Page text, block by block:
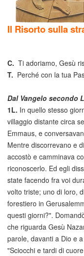
Il Risorto sulla
C. Ti adoriamo, Gesù
T. Perché con la tua
Dal Vangelo secondo
1L. In quello stesso
villaggio distante circa
Emmaus, e
Mentre discorrevano e
accostò e camminava
riconoscerlo. Ed egli
state facendo fra voi
volto triste; uno di loro,
forestiero in
questi giorni?".
che riguarda Gesù
parole, davanti a Dio e
"Sciocchi e tardi di